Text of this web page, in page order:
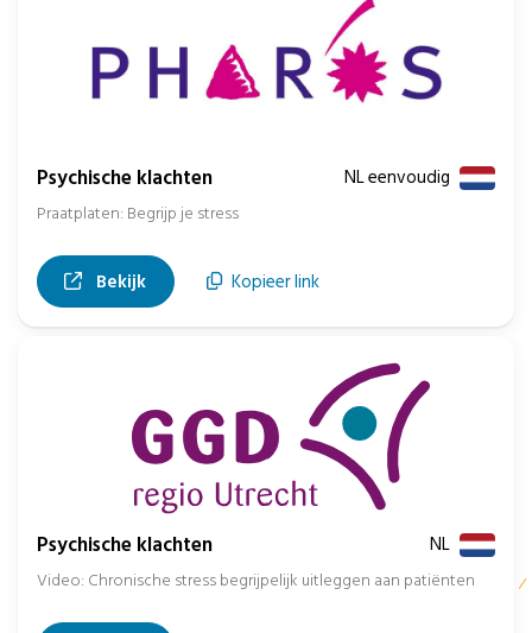
Psychische klachten NL eenvoudig
Praatplaten: Begrijp je stress
Bekijk, opent in nieuw tabblad
Kopieer link
Psychische klachten NL
Video: Chronische stress begrijpelijk uitleggen aan patiënten